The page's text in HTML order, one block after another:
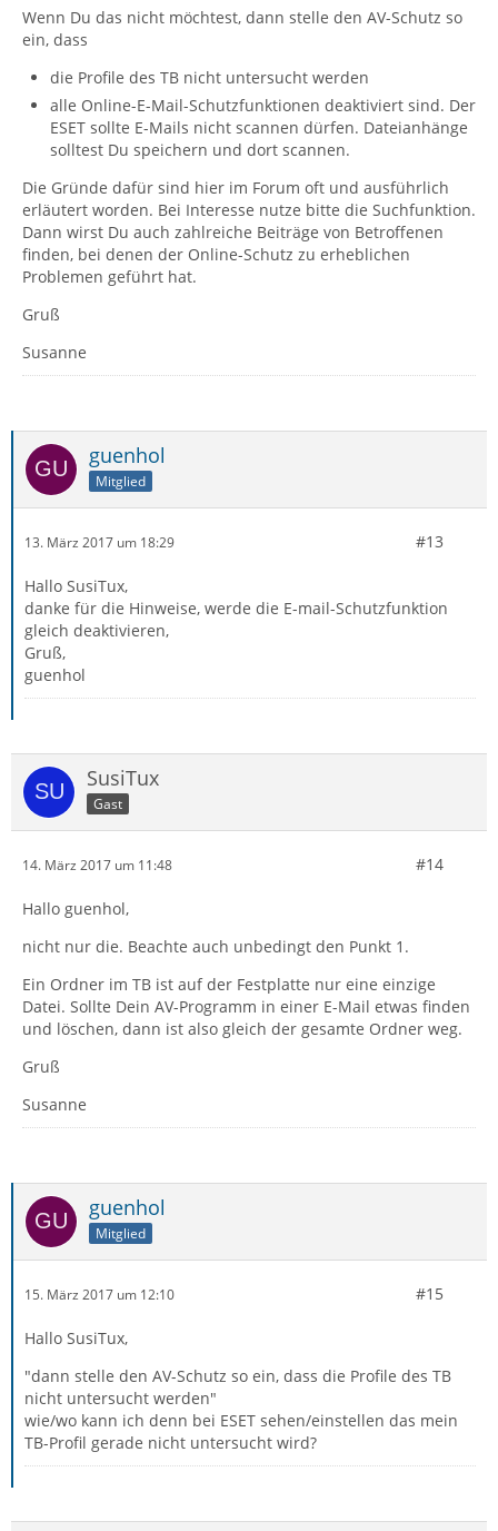
Wenn Du das nicht möchtest, dann stelle den AV-Schutz so
ein, dass
die Profile des TB nicht untersucht werden
alle Online-E-Mail-Schutzfunktionen deaktiviert sind. Der
ESET sollte E-Mails nicht scannen dürfen. Dateianhänge
solltest Du speichern und dort scannen.
Die Gründe dafür sind hier im Forum oft und ausführlich
erläutert worden. Bei Interesse nutze bitte die Suchfunktion.
Dann wirst Du auch zahlreiche Beiträge von Betroffenen
finden, bei denen der Online-Schutz zu erheblichen
Problemen geführt hat.
Gruß
Susanne
guenhol
Mitglied
13. März 2017 um 18:29 #13
Hallo SusiTux,
danke für die Hinweise, werde die E-mail-Schutzfunktion
gleich deaktivieren,
Gruß,
guenhol
SusiTux
Gast
14. März 2017 um 11:48 #14
Hallo guenhol,
nicht nur die. Beachte auch unbedingt den Punkt 1.
Ein Ordner im TB ist auf der Festplatte nur eine einzige
Datei. Sollte Dein AV-Programm in einer E-Mail etwas finden
und löschen, dann ist also gleich der gesamte Ordner weg.
Gruß
Susanne
guenhol
Mitglied
15. März 2017 um 12:10 #15
Hallo SusiTux,
"dann stelle den AV-Schutz so ein, dass die Profile des TB
nicht untersucht werden"
wie/wo kann ich denn bei ESET sehen/einstellen das mein
TB-Profil gerade nicht untersucht wird?